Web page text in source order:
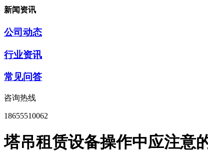
新闻资讯
公司动态
行业资讯
常见问答
咨询热线
18655510062
塔吊租赁设备操作中应注意